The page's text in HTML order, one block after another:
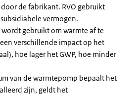
de fabrikant. RVO gebruikt
vermogen.
gebruikt om warmte af te
verschillende impact op het
hoe lager het GWP, hoe minder
van de warmtepomp bepaalt het
zijn, geldt het